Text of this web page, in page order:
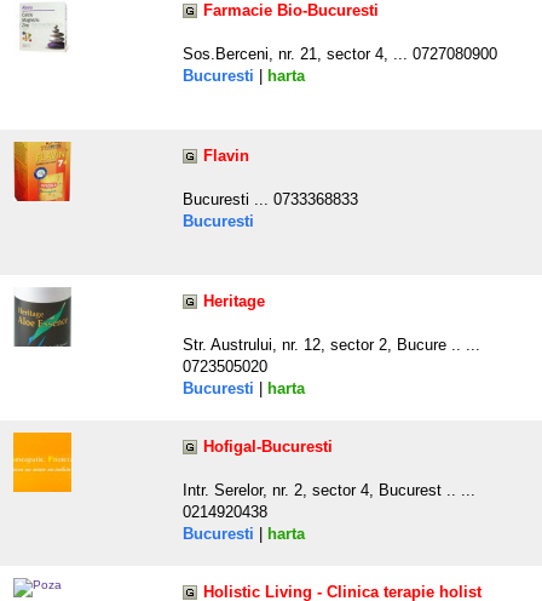
Farmacie Bio-Bucuresti
Sos.Berceni, nr. 21, sector 4, ... 0727080900
Bucuresti
harta
Flavin
Bucuresti ... 0733368833
Bucuresti
Heritage
Str. Austrului, nr. 12, sector 2, Bucure .. ...
0723505020
Bucuresti
harta
Hofigal-Bucuresti
Intr. Serelor, nr. 2, sector 4, Bucurest .. ...
0214920438
Bucuresti
harta
Holistic Living - Clinica terapie holist